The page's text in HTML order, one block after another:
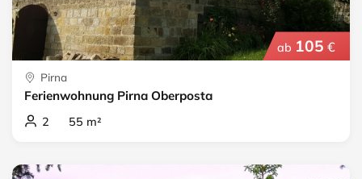
ab 105 €
Pirna
Ferienwohnung Pirna Oberposta
2 55 m²